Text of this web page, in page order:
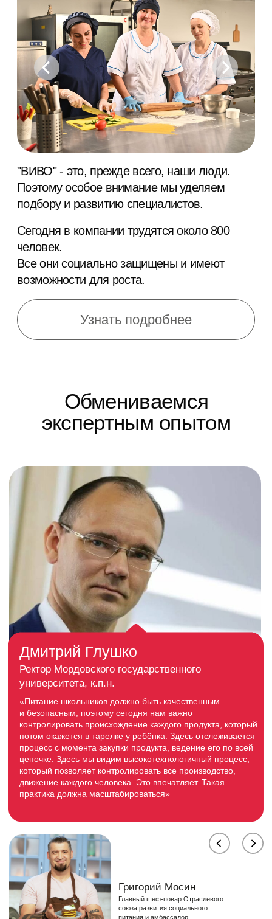
1986 - 1989
Магазин импортной одежды
1990 - 1991
Супермаркет «VIVO»
1992 - 1993
Сеть «VIVO» и торговый центр
Кулинария и производство готовой еды
2000 - 2003
Сеть кафе-кулинарий «100 калорий»
2004 - 2008
Пилотный проект школьного питания
2010 - 2014
Ассоциация операторов социального
питания «ПСПиОН»
2015 - 2019
2024 - 2025
Первый для Волгоградской области
офсетный контракт в сфере социального
питания
2026
«Виво Маркет» - один из ведущих
операторов социального питания в
ЮФО
История компании начинается задолго до
продуктовых магазинов. В конце 1980-х
Антонина Жилина, основательница ВИВО
Маркет, пробует себя в
предпринимательстве, открывая в
Волгограде магазины импортной одежды.
котором бизнес может быть не просто
коммерческим, а полезным людям. Опыт
оказался важным: он дал понимание
сервиса, логистики, работы с качеством и
ценой. Но довольно быстро стало ясно, что
по-настоящему близкой сферой для
1986 - 1989